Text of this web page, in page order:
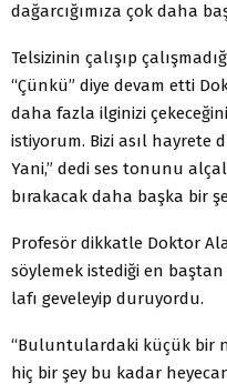
dağarcığımıza çok daha
Telsizinin çalışıp
“Çünkü” diye devam etti
daha fazla ilginizi
istiyorum. Bizi asıl hayrete
Yani,” dedi ses tonunu
bırakacak daha başka bir
Profesör dikkatle Doktor
söylemek istediği en
lafı geveleyip duruyordu.
“Buluntulardaki küçük bir
hiç bir şey bu kadar